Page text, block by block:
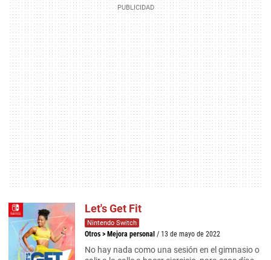
Let's Get Fit
Nintendo Switch
Otros > Mejora personal / 13 de mayo de 2022
No hay nada como una sesión en el gimnasio o